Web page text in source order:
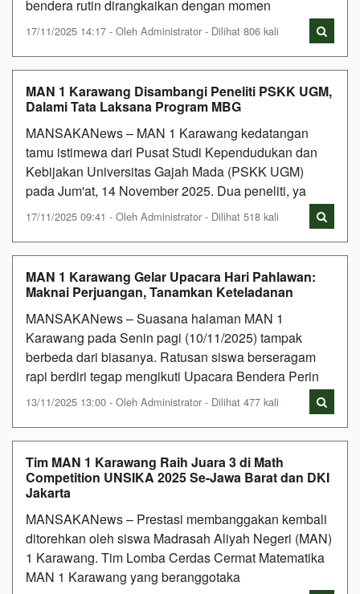
bendera rutin dirangkaikan dengan momen
17/11/2025 14:17 - Oleh Administrator - Dilihat 806 kali
MAN 1 Karawang Disambangi Peneliti PSKK UGM,
Dalami Tata Laksana Program MBG
MANSAKANews – MAN 1 Karawang kedatangan
tamu istimewa dari Pusat Studi Kependudukan dan
Kebijakan Universitas Gajah Mada (PSKK UGM)
pada Jum'at, 14 November 2025. Dua peneliti, ya
17/11/2025 09:41 - Oleh Administrator - Dilihat 518 kali
MAN 1 Karawang Gelar Upacara Hari Pahlawan:
Maknai Perjuangan, Tanamkan Keteladanan
MANSAKANews – Suasana halaman MAN 1
Karawang pada Senin pagi (10/11/2025) tampak
berbeda dari biasanya. Ratusan siswa berseragam
rapi berdiri tegap mengikuti Upacara Bendera Perin
13/11/2025 13:00 - Oleh Administrator - Dilihat 477 kali
Tim MAN 1 Karawang Raih Juara 3 di Math
Competition UNSIKA 2025 Se-Jawa Barat dan DKI
Jakarta
MANSAKANews – Prestasi membanggakan kembali
ditorehkan oleh siswa Madrasah Aliyah Negeri (MAN)
1 Karawang. Tim Lomba Cerdas Cermat Matematika
MAN 1 Karawang yang beranggotaka